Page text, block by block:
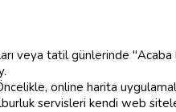
veya tatil günlerinde "Acaba
online harita
servisleri kendi web